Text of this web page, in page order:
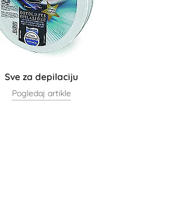
Sve za depilaciju
Pogledaj artikle